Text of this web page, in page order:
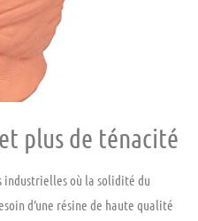
plus de ténacité
industrielles où la solidité du
d’une résine de haute qualité